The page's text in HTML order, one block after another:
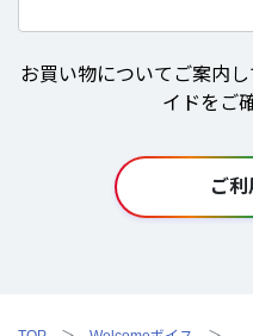
お買い物についてご案内
イドをご
ご